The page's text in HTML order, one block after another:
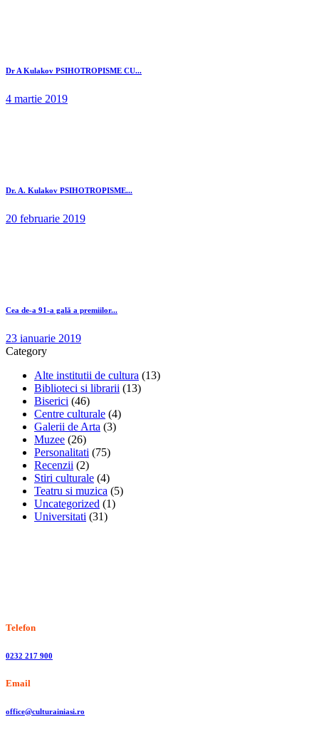
Dr A Kulakov PSIHOTROPISME CU...
4 martie 2019
Dr. A. Kulakov PSIHOTROPISME...
20 februarie 2019
Cea de-a 91-a gală a premiilor...
23 ianuarie 2019
Category
Alte institutii de cultura (13)
Biblioteci si librarii (13)
Biserici (46)
Centre culturale (4)
Galerii de Arta (3)
Muzee (26)
Personalitati (75)
Recenzii (2)
Stiri culturale (4)
Teatru si muzica (5)
Uncategorized (1)
Universitati (31)
Telefon
0232 217 900
Email
office@culturainiasi.ro